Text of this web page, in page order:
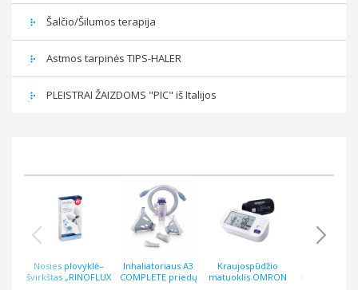
Šalčio/Šilumos terapija
Astmos tarpinės TIPS-HALER
PLEISTRAI ŽAIZDOMS "PIC" iš Italijos
Nosies plovyklė–
švirkštas „RINOFLUX
Inhaliatoriaus A3
COMPLETE priedų
Kraujospūdžio
matuoklis OMRON
termometras